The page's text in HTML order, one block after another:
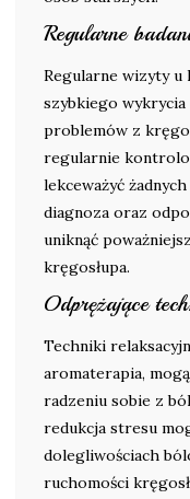
Regularne
Regularne wizyty u
szybkiego
problemów z
regularnie
lekceważyć
diagnoza oraz
uniknąć
kręgosłupa.
Odprężające
Techniki
aromaterapia,
radzeniu sobie z
redukcja stresu
dolegliwościach
ruchomości